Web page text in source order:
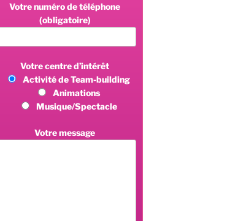
Votre numéro de téléphone
(obligatoire)
Votre centre d’intérêt
Activité de Team-building
Animations
Musique/Spectacle
Votre message